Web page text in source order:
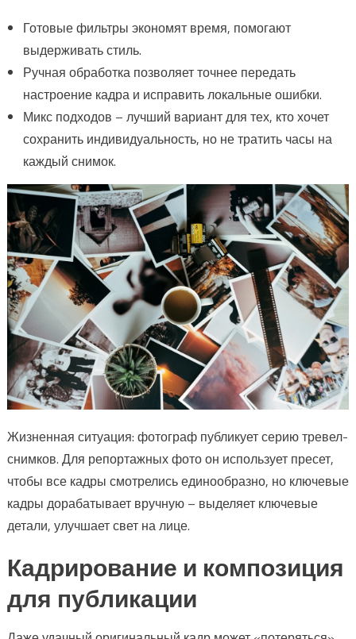
Готовые фильтры экономят время, помогают
выдерживать стиль.
Ручная обработка позволяет точнее передать
настроение кадра и исправить локальные ошибки.
Микс подходов – лучший вариант для тех, кто хочет
сохранить индивидуальность, но не тратить часы на
каждый снимок.
Жизненная ситуация: фотограф публикует серию тревел-
снимков. Для репортажных фото он использует пресет,
чтобы все кадры смотрелись единообразно, но ключевые
кадры дорабатывает вручную – выделяет ключевые
детали, улучшает свет на лице.
Кадрирование и композиция
для публикации